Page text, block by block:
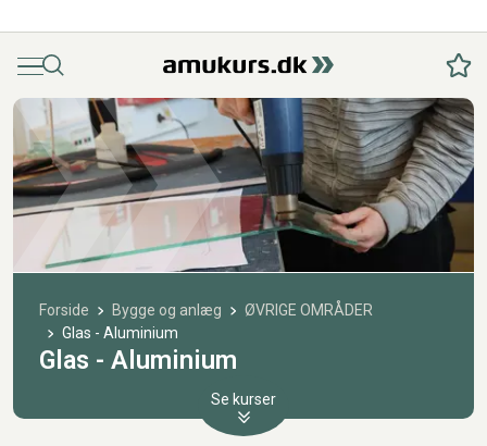
MenuSøg
Forside Bygge og anlæg
ØVRIGE OMRÅDER
Glas - Aluminium
Glas - Aluminium
Se kurser